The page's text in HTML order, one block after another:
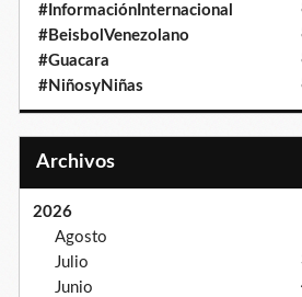
#InformaciónInternacional
#BeisbolVenezolano
#Guacara
#NiñosyNiñas
Archivos
2026
Agosto
Julio
Junio